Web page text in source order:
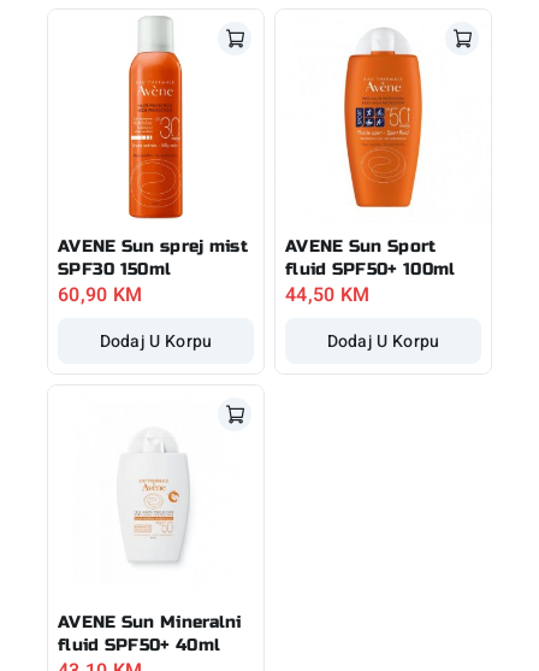
AVENE Sun sprej mist
SPF30 150ml
60,90 KM
Dodaj U Korpu
AVENE Sun Sport
fluid SPF50+ 100ml
44,50 KM
Dodaj U Korpu
AVENE Sun Mineralni
fluid SPF50+ 40ml